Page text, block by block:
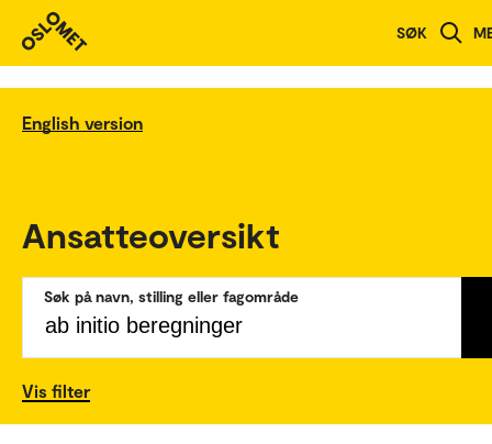
SØK
English version
Ansatteoversikt
Søk på navn, stilling eller fagområde
Vis filter